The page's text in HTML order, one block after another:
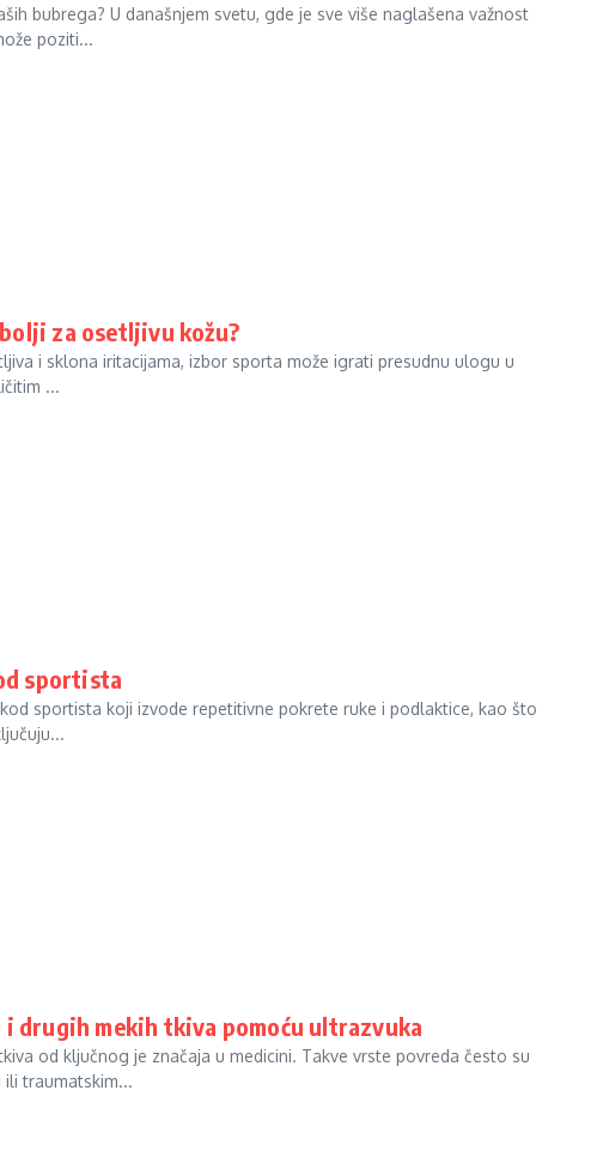
bubrega? U današnjem svetu, gde je sve više naglašena važnost
poziti...
za osetljivu kožu?
i sklona iritacijama, izbor sporta može igrati presudnu ulogu u
...
sportista
sportista koji izvode repetitivne pokrete ruke i podlaktice, kao što
drugih mekih tkiva pomoću ultrazvuka
od ključnog je značaja u medicini. Takve vrste povreda često su
traumatskim...